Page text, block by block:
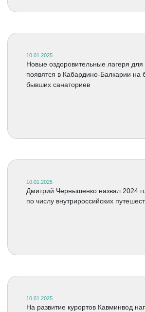
10.01.2025
Новые оздоровительные лагеря для
появятся в Кабардино-Балкарии на
бывших санаториев
10.01.2025
Дмитрий Чернышенко назвал 2024
по числу внутрироссийских
10.01.2025
На развитие курортов Кавминвод